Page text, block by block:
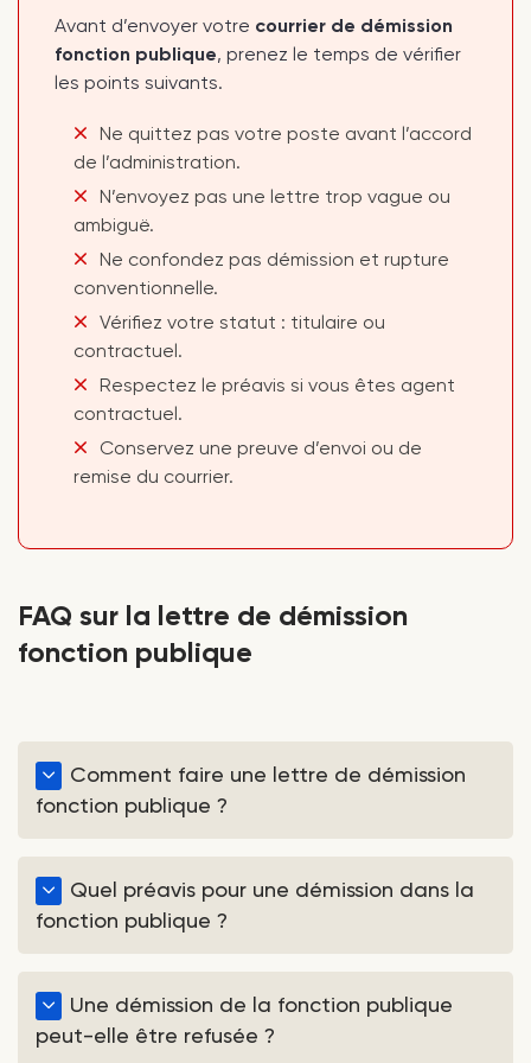
Avant d’envoyer votre courrier de démission
fonction publique, prenez le temps de vérifier
les points suivants.
Ne quittez pas votre poste avant l’accord
de l’administration.
N’envoyez pas une lettre trop vague ou
ambiguë.
Ne confondez pas démission et rupture
conventionnelle.
Vérifiez votre statut : titulaire ou
contractuel.
Respectez le préavis si vous êtes agent
contractuel.
Conservez une preuve d’envoi ou de
remise du courrier.
FAQ sur la lettre de démission
fonction publique
Comment faire une lettre de démission
fonction publique ?
de démissionner de votre poste. Mentionnez votre
identité, votre fonction, votre administration, la
date du courrier et votre signature. Vous pouvez
Quel préavis pour une démission dans la
fonction publique ?
généralement de 8 jours, 1 mois ou 2 mois selon
l’ancienneté. Pour un fonctionnaire titulaire,
l’administration doit accepter la démission et fixer la
Une démission de la fonction publique
peut-elle être refusée ?